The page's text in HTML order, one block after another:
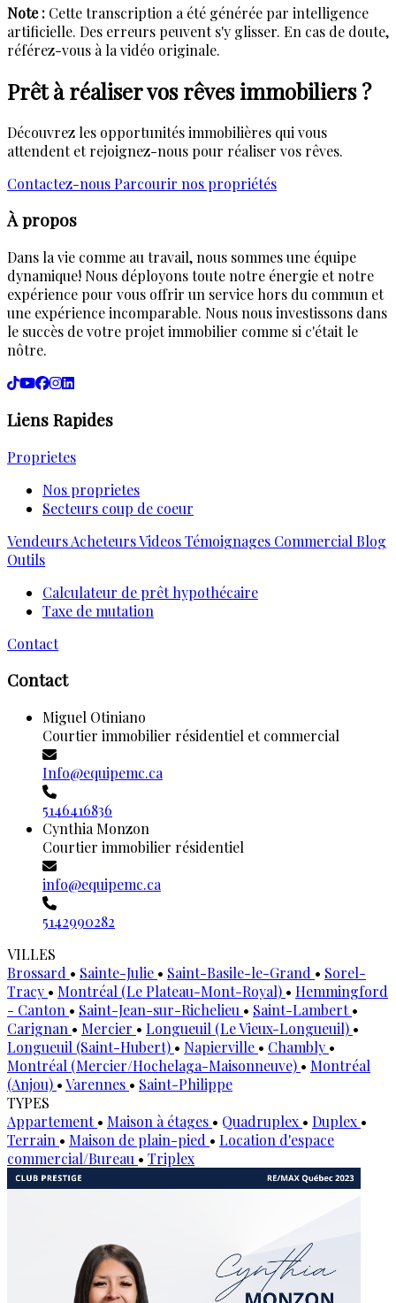
Note : Cette transcription a été générée par intelligence
artificielle. Des erreurs peuvent s'y glisser. En cas de doute,
référez-vous à la vidéo originale.
Prêt à réaliser vos rêves immobiliers ?
Découvrez les opportunités immobilières qui vous
attendent et rejoignez-nous pour réaliser vos rêves.
Contactez-nous Parcourir nos propriétés
À propos
Dans la vie comme au travail, nous sommes une équipe
dynamique! Nous déployons toute notre énergie et notre
expérience pour vous offrir un service hors du commun et
une expérience incomparable. Nous nous investissons dans
le succès de votre projet immobilier comme si c'était le
nôtre.
Liens Rapides
Proprietes
Nos proprietes
Secteurs coup de coeur
VendeursAcheteursVideosTémoignages Commercial Blog
Outils
Calculateur de prêt hypothécaire
Taxe de mutation
Contact
Contact
Miguel Otiniano
Courtier immobilier résidentiel et commercial
Info@equipemc.ca
5146416836
Cynthia Monzon
Courtier immobilier résidentiel
info@equipemc.ca
5142990282
VILLES
Brossard • Sainte-Julie • Saint-Basile-le-Grand • Sorel-
Tracy • Montréal (Le Plateau-Mont-Royal) • Hemmingford
- Canton • Saint-Jean-sur-Richelieu • Saint-Lambert•
Carignan • Mercier • Longueuil (Le Vieux-Longueuil) •
Longueuil (Saint-Hubert) • Napierville • Chambly •
Montréal (Mercier/Hochelaga-Maisonneuve) • Montréal
(Anjou) •Varennes • Saint-Philippe
TYPES
Appartement• Maison à étages • Quadruplex • Duplex •
Terrain • Maison de plain-pied • Location d'espace
commercial/Bureau • Triplex